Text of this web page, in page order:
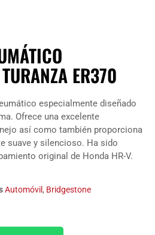
ER370
especialmente diseñado
Ofrece una excelente
así como también proporciona
suave y silencioso. Ha sido
original de Honda HR-V.
Automóvil , Bridgestone